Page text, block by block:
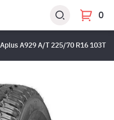
0
Aplus A929 A/T 225/70 R16 103T